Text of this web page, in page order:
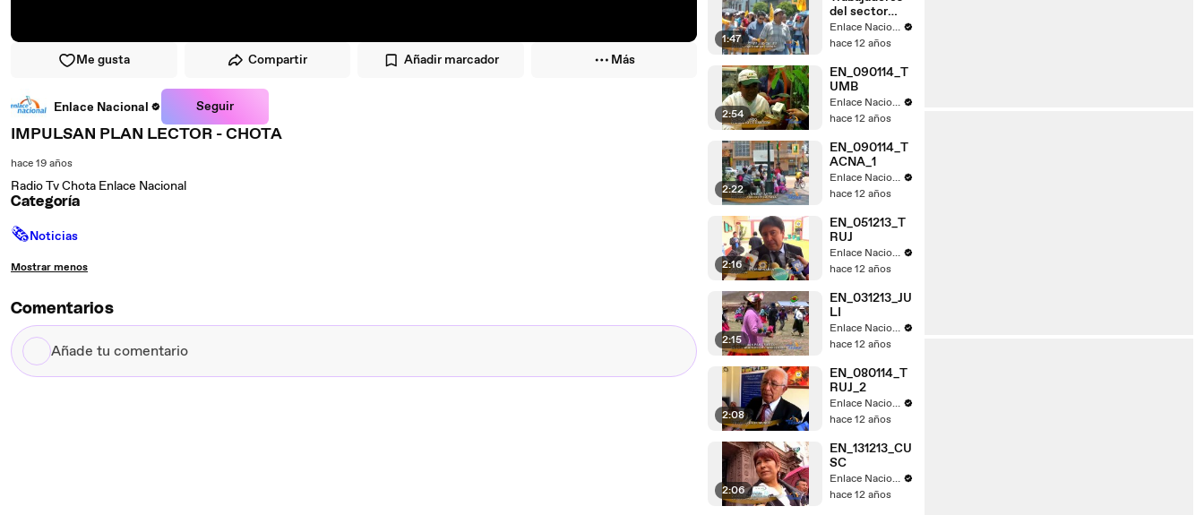
Me gusta Compartir Añadir marcador Más
Enlace Nacional Seguir
IMPULSAN PLAN LECTOR - CHOTA
hace 19 años
Radio Tv Chota Enlace Nacional
Categoría
🗞Noticias
Mostrar menos
Comentarios
Añade
tu
1:47
del sector
judicial de
Tacna acatan
Enlace Nacional
hace 12 años
2:54
EN_090114_T
UMB
Enlace Nacional
hace 12 años
2:22
EN_090114_T
ACNA_1
Enlace Nacional
hace 12 años
2:16
EN_051213_T
RUJ
Enlace Nacional
hace 12 años
2:15
EN_031213_JU
LI
Enlace Nacional
hace 12 años
2:08
EN_080114_T
RUJ_2
Enlace Nacional
hace 12 años
2:06
EN_131213_CU
SC
Enlace Nacional
hace 12 años